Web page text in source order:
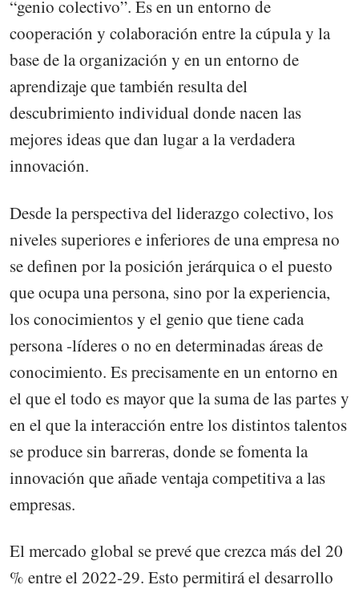
“genio colectivo”. Es en un entorno de
cooperación y colaboración entre la cúpula y la
base de la organización y en un entorno de
aprendizaje que también resulta del
descubrimiento individual donde nacen las
mejores ideas que dan lugar a la verdadera
innovación.
Desde la perspectiva del liderazgo colectivo, los
niveles superiores e inferiores de una empresa no
se definen por la posición jerárquica o el puesto
que ocupa una persona, sino por la experiencia,
los conocimientos y el genio que tiene cada
persona -líderes o no en determinadas áreas de
conocimiento. Es precisamente en un entorno en
el que el todo es mayor que la suma de las partes y
en el que la interacción entre los distintos talentos
se produce sin barreras, donde se fomenta la
innovación que añade ventaja competitiva a las
empresas.
El mercado global se prevé que crezca más del 20
% entre el 2022-29. Esto permitirá el desarrollo